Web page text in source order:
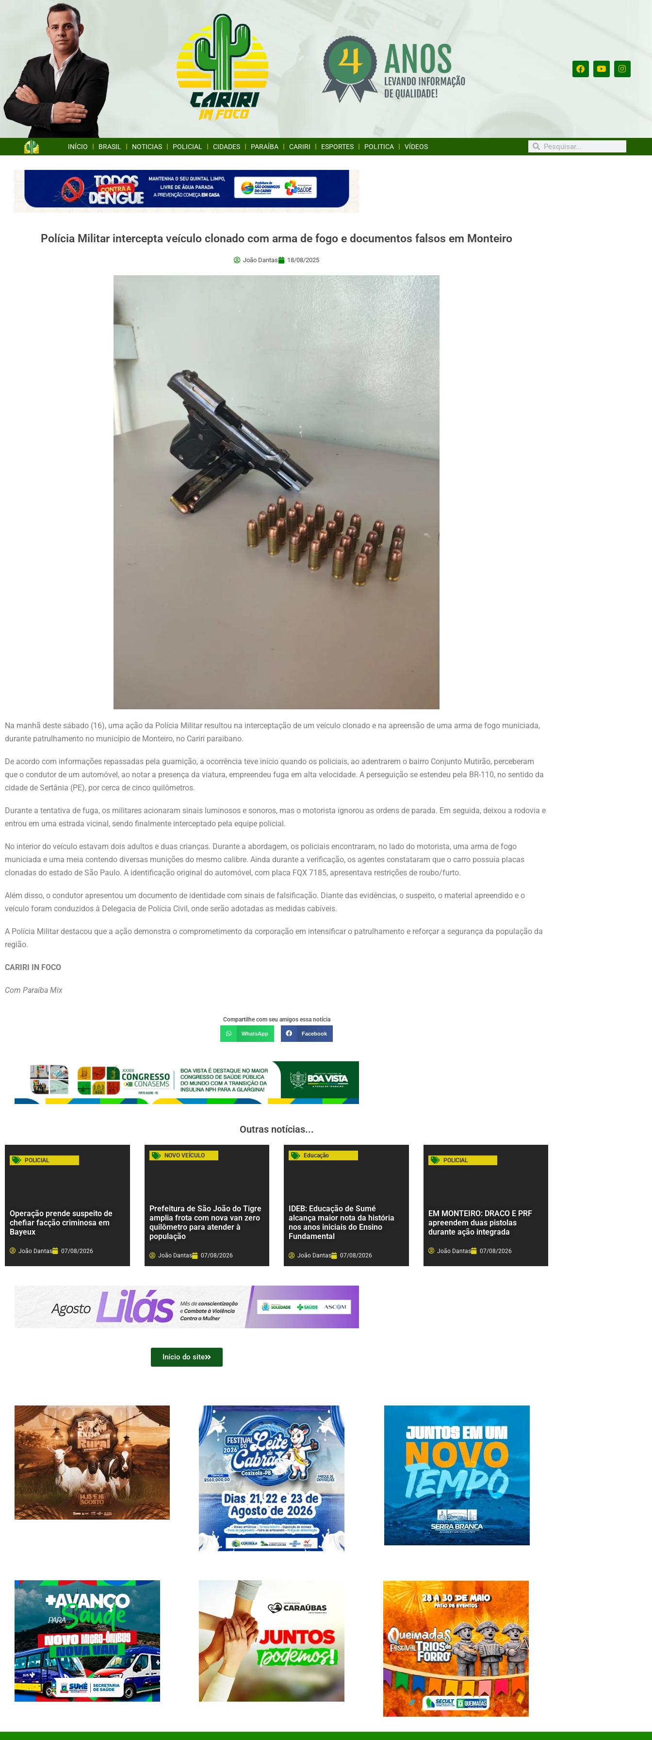
INÍCIO BRASIL NOTICIAS POLICIAL CIDADES PARAÍBA CARIRI ESPORTES POLITICA VÍDEOS
Polícia Militar intercepta veículo clonado com arma de fogo e documentos falsos em Monteiro
João Dantas 18/08/2025
Na manhã deste sábado (16), uma ação da Polícia Militar resultou na interceptação de um veículo clonado e na apreensão de uma arma de fogo municiada,
durante patrulhamento no município de Monteiro, no Cariri paraibano.
De acordo com informações repassadas pela guarnição, a ocorrência teve início quando os policiais, ao adentrarem o bairro Conjunto Mutirão, perceberam
que o condutor de um automóvel, ao notar a presença da viatura, empreendeu fuga em alta velocidade. A perseguição se estendeu pela BR-110, no sentido da
cidade de Sertânia (PE), por cerca de cinco quilômetros.
Durante a tentativa de fuga, os militares acionaram sinais luminosos e sonoros, mas o motorista ignorou as ordens de parada. Em seguida, deixou a rodovia e
entrou em uma estrada vicinal, sendo finalmente interceptado pela equipe policial.
No interior do veículo estavam dois adultos e duas crianças. Durante a abordagem, os policiais encontraram, no lado do motorista, uma arma de fogo
municiada e uma meia contendo diversas munições do mesmo calibre. Ainda durante a verificação, os agentes constataram que o carro possuía placas
clonadas do estado de São Paulo. A identificação original do automóvel, com placa FQX 7185, apresentava restrições de roubo/furto.
Além disso, o condutor apresentou um documento de identidade com sinais de falsificação. Diante das evidências, o suspeito, o material apreendido e o
veículo foram conduzidos à Delegacia de Polícia Civil, onde serão adotadas as medidas cabíveis.
A Polícia Militar destacou que a ação demonstra o comprometimento da corporação em intensificar o patrulhamento e reforçar a segurança da população da
região.
CARIRI IN FOCO
Com Paraíba Mix
Compartilhe com seu amigos essa notícia
WhatsApp Facebook
Outras notícias...
POLICIAL
Operação prende suspeito de
chefiar facção criminosa em
Bayeux
João Dantas 07/08/2026
NOVO VEÍCULO
Prefeitura de São João do Tigre
amplia frota com nova van zero
quilômetro para atender à
população
João Dantas 07/08/2026
Educação
IDEB: Educação de Sumé
alcança maior nota da história
nos anos iniciais do Ensino
Fundamental
João Dantas 07/08/2026
POLICIAL
EM MONTEIRO: DRACO E PRF
apreendem duas pistolas
durante ação integrada
João Dantas 07/08/2026
Início do site